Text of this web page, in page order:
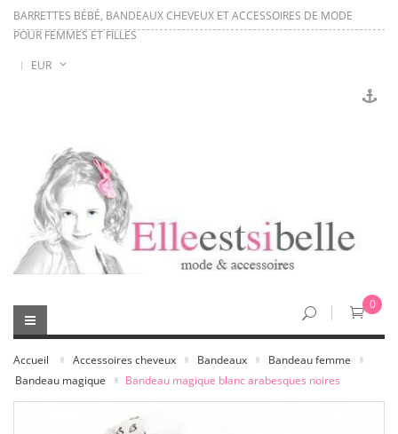
BARRETTES BÉBÉ, BANDEAUX CHEVEUX ET ACCESSOIRES DE MODE
POUR FEMMES ET FILLES
EUR
0
Accueil Accessoires cheveux Bandeaux
Bandeau femme
Bandeau magique
Bandeau magique blanc arabesques noires